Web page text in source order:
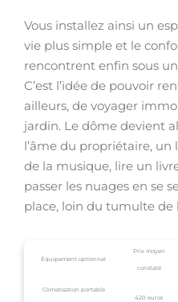
Vous installez ainsi un
vie plus simple et le
rencontrent enfin sous
C’est l’idée de pouvoir
ailleurs, de voyager
jardin. Le dôme devient
l’âme du propriétaire, un
de la musique, lire un
passer les nuages en se
place, loin du tumulte de
Équipement optionnel
Prix moyen
constaté
Climatisation portable
420 euros